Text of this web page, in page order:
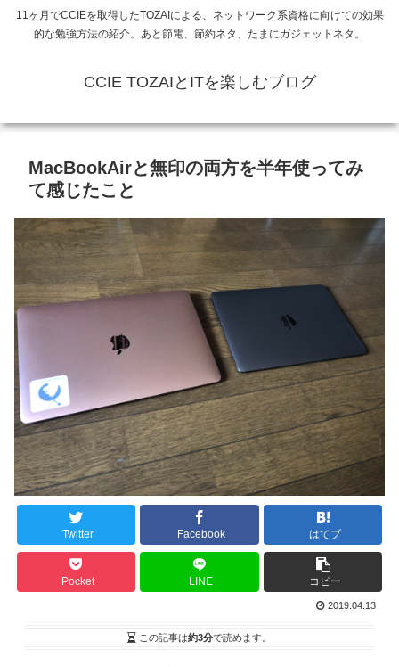
11ヶ月でCCIEを取得したTOZAIによる、ネットワーク系資格に向けての効果
的な勉強方法の紹介。あと節電、節約ネタ、たまにガジェットネタ。
CCIE TOZAIとITを楽しむブログ
MacBookAirと無印の両方を半年使ってみ
て感じたこと
Twitter Facebook はてブ
Pocket LINE コピー
2019.04.13
この記事は約3分で読めます。